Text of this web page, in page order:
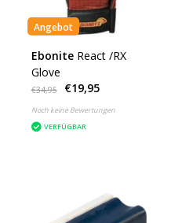
Angebot
Ebonite React /RX
Glove
€34,95 €19,95
Noch keine Bewertungen
VERFÜGBAR